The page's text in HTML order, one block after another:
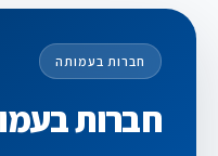
חברות בעמותה
חברות